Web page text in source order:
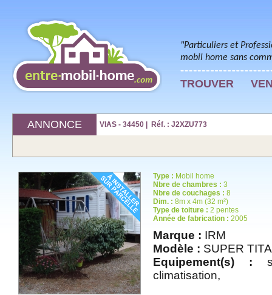
"Particuliers et
mobil home sans
TROUVER
ANNONCE VIAS - 34450 | Réf. : J2XZU773
Type : Mobil home
Nbre de chambres : 3
Nbre de couchages : 8
Dim. : 8m x 4m (32 m²)
Type de toiture : 2 pentes
Année de fabrication : 2005
Marque : IRM
Modèle : SUPER
Equipement(s) :
climatisation,